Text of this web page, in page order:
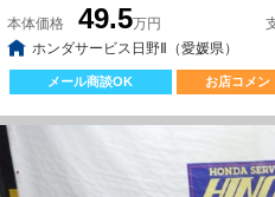
本体価格 49.5万円
ホンダサービス日野Ⅱ（愛媛県）
メール商談OK お店コメン